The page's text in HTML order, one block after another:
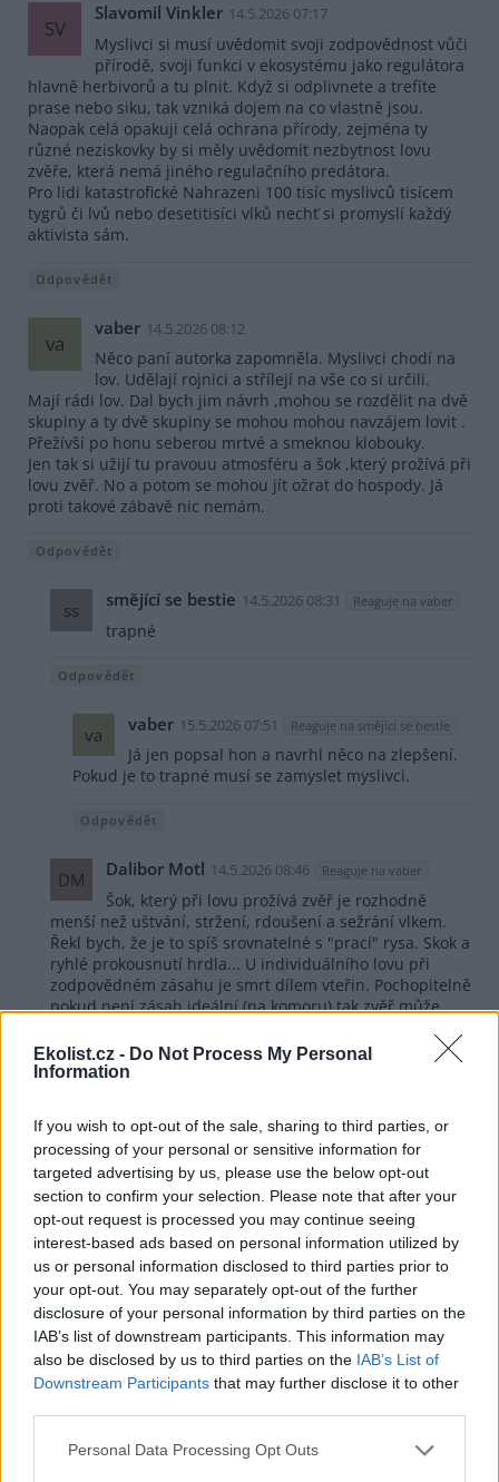
Ekolist.cz - Do Not Process My Personal
Information
If you wish to opt-out of the sale, sharing to third parties, or
processing of your personal or sensitive information for
targeted advertising by us, please use the below opt-out
section to confirm your selection. Please note that after your
opt-out request is processed you may continue seeing
interest-based ads based on personal information utilized by
us or personal information disclosed to third parties prior to
your opt-out. You may separately opt-out of the further
disclosure of your personal information by third parties on the
IAB’s list of downstream participants. This information may
also be disclosed by us to third parties on the IAB’s List of
Downstream Participants that may further disclose it to other
Personal Data Processing Opt Outs
SV
Slavomil Vinkler 14.5.2026 07:17
Myslivci si musí uvědomit svoji zodpovědnost vůči
přírodě, svoji funkci v ekosystému jako regulátora
hlavně herbivorů a tu plnit. Když si odplivnete a trefíte
prase nebo siku, tak vzniká dojem na co vlastně jsou.
Naopak celá opakuji celá ochrana přírody, zejména ty
různé neziskovky by si měly uvědomit nezbytnost lovu
zvěře, která nemá jiného regulačního predátora.
Pro lidi katastrofické Nahrazeni 100 tisíc myslivců tisícem
tygrů či lvů nebo desetitisíci vlků nechť si promyslí každý
aktivista sám.
Odpovědět
va
vaber 14.5.2026 08:12
Něco paní autorka zapomněla. Myslivci chodí na
lov. Udělají rojnici a střílejí na vše co si určili.
Mají rádi lov. Dal bych jim návrh ,mohou se rozdělit na dvě
skupiny a ty dvě skupiny se mohou mohou navzájem lovit .
Přežívší po honu seberou mrtvé a smeknou klobouky.
Jen tak si užijí tu pravouu atmosféru a šok ,který prožívá při
lovu zvěř. No a potom se mohou jít ožrat do hospody. Já
proti takové zábavě nic nemám.
Odpovědět
ss smějící se bestie 14.5.2026 08:31 Reaguje na vaber
trapné
Odpovědět
va vaber 15.5.2026 07:51 Reaguje na smějící se bestie
Já jen popsal hon a navrhl něco na zlepšení.
Pokud je to trapné musí se zamyslet myslivci.
Odpovědět
DM Dalibor Motl 14.5.2026 08:46 Reaguje na vaber
Šok, který při lovu prožívá zvěř je rozhodně
menší než uštvání, stržení, rdoušení a sežrání vlkem.
Řekl bych, že je to spíš srovnatelné s "prací" rysa. Skok a
ryhlé prokousnutí hrdla... U individuálního lovu při
zodpovědném zásahu je smrt dílem vteřin. Pochopitelně
pokud není zásah ideální (na komoru) tak zvěř může
zodpovědný lovec dohledá podle sledů, barvy nebo s
pomocí psa. Ani v přírodě není nijak vyjímečné, že
krvácení). Pusťte si někdy přírodovědné filmy. Já se
snažím lovit šouláním na vzdálenost mezi 30 - 90m.
Pokud není pozice nebo podmínky ideální raději příjdu
jindy. Nemám toho uloveno mnoho. Zatím jsem nijak
komplikovaně nedohledával. Srnčí buď po ráně zustalo
v ohni (smrt na místě zásahu) nebo odskočilo a zhaslo
do 20m od zásahu (max 3-5 vteřin). To po sražení autem
zvěř se zlomenými běhy může trpět klidně dlouhé
hodiny, zejména pokud řidič odjede bez nahlášení
nehody a následně toho nešťastného tvora najdou
houbaři, cyklisté nebo nakonec lišky a krkavci. Myslivec,
stejně jako třeba chovatel domácích zvířat, se o řádně
stará a jakékoliv utrpení nebo stres se snaží
Odpovědět